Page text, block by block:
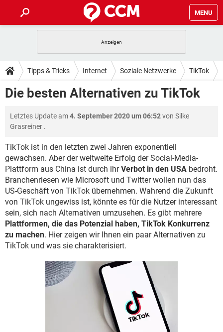
MENU
ANDROID IOS
WINDOWS 10 INSTAGRAM
FACEBOOK
TIPPS & TRICKS
SPIELE
ANDROID IOS
WINDOWS 10 INSTAGRAM
FACEBOOK HARDWARE
DOWNLOADS
ANDROID
WHATSAPP TIKTOK
FACEBOOK HARDWARE
FORUM
ANDROID IOS
WINDOWS 10 INSTAGRAM
WHATSAPP TIKTOK
FACEBOOK HARDWARE
SPIELE STREAMING
ANDROID IOS
WINDOWS 10 INSTAGRAM
WHATSAPP TIKTOK
FACEBOOK HARDWARE
Tipps & Tricks Internet Soziale Netzwerke TikTok
Die besten Alternativen zu TikTok
Letztes Update am4. September 2020 um 06:52von Silke
Grasreiner .
TikTok ist in den letzten zwei Jahren exponentiell
gewachsen. Aber der weltweite Erfolg der Social-Media-
Plattform aus China ist durch ihrVerbot in den USA bedroht.
Branchenriesen wie Microsoft und Twitter wollen nun das
US-Geschäft von TikTok übernehmen. Wahrend die Zukunft
von TikTok ungewiss ist, könnte es für die Nutzer interessant
sein, sich nach Alternativen umzusehen. Es gibt mehrere
Plattformen, die das Potenzial haben, TikTok Konkurrenz
zu machen. Hier zeigen wir Ihnen ein paar Alternativen zu
TikTok und was sie charakterisiert.